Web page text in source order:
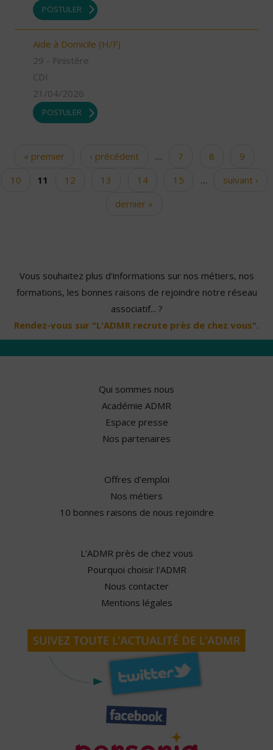
POSTULER
Aide à Domicile (H/F)
29 - Finistère
CDI
21/04/2026
POSTULER
Pages« premier ‹ précédent … 7 8
9
10
11 12 13 14 15 …
suivant ›
dernier »
Vous souhaitez plus d'informations sur nos métiers, nos
formations, les bonnes raisons de rejoindre notre réseau
associatif... ?
Rendez-vous sur "L'ADMR recrute près de chez vous".
Qui sommes nous
Académie ADMR
Espace presse
Nos partenaires
Offres d'emploi
Nos métiers
10 bonnes raisons de nous rejoindre
L'ADMR près de chez vous
Pourquoi choisir l'ADMR
Nous contacter
Mentions légales